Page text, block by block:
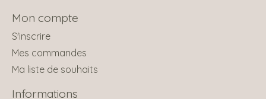
Mon compte
S'inscrire
Mes commandes
Ma liste de souhaits
Informations